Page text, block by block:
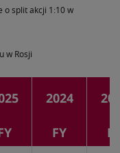
o split akcji 1:10 w
w Rosji
2024
FY FY